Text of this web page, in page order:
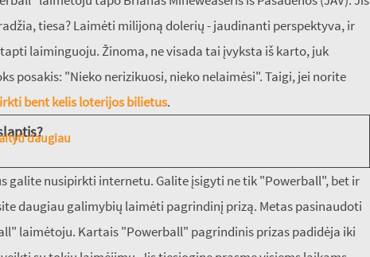
tiesa? Laimėti milijoną dolerių - jaudinanti perspektyva, ir
laiminguoju. Žinoma, ne visada tai įvyksta iš karto, juk
posakis: "Nieko nerizikuosi, nieko nelaimėsi". Taigi, jei norite
bent kelis loterijos bilietus.
daugiau
galite nusipirkti internetu. Galite įsigyti ne tik "Powerball", bet ir
daugiau galimybių laimėti pagrindinį prizą. Metas pasinaudoti
laimėtoju. Kartais "Powerball" pagrindinis prizas padidėja iki